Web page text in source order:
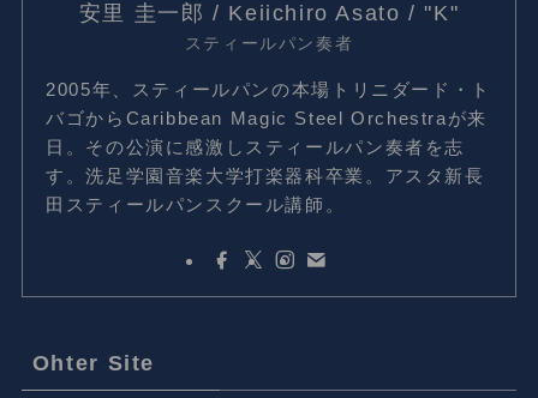
安里 圭一郎 / Keiichiro Asato / "K"
スティールパン奏者
2005年、スティールパンの本場トリニダード・ト
バゴからCaribbean Magic Steel Orchestraが来
日。その公演に感激しスティールパン奏者を志
す。洗足学園音楽大学打楽器科卒業。アスタ新長
田スティールパンスクール講師。
Ohter Site